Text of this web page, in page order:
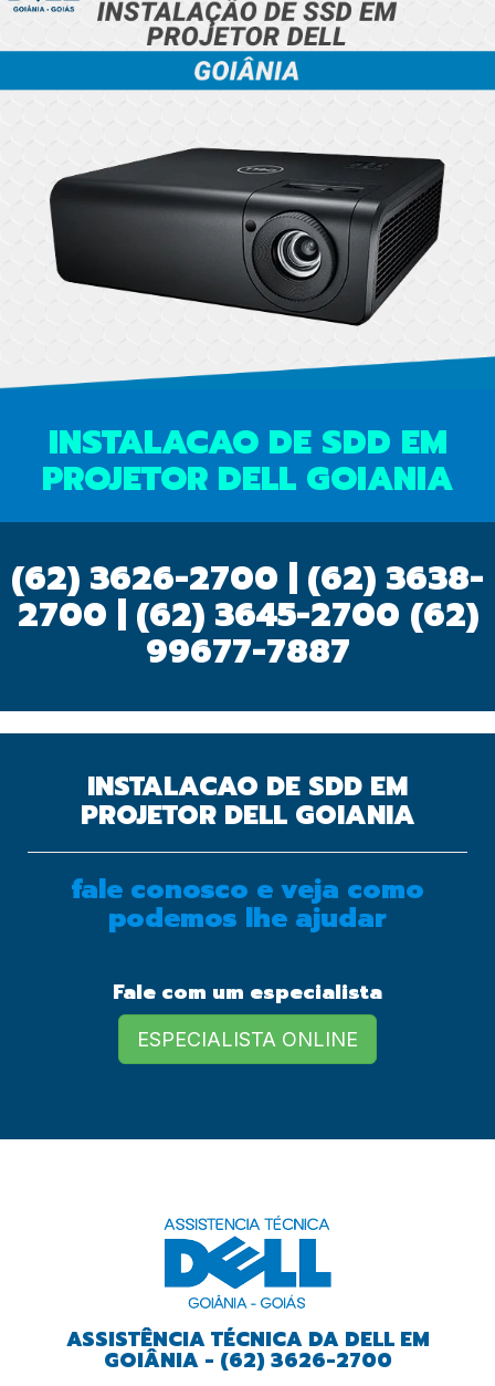
OK
European Commission |
powered by
INSTALACAO DE SDD EM
PROJETOR DELL GOIANIA
(62) 3626-2700 | (62) 3638-
2700 | (62) 3645-2700 (62)
99677-7887
INSTALACAO DE SDD EM
PROJETOR DELL GOIANIA
fale conosco e veja como
podemos lhe ajudar
Fale com um especialista
ESPECIALISTA ONLINE
ASSISTÊNCIA TÉCNICA DA DELL EM
GOIÂNIA - (62) 3626-2700